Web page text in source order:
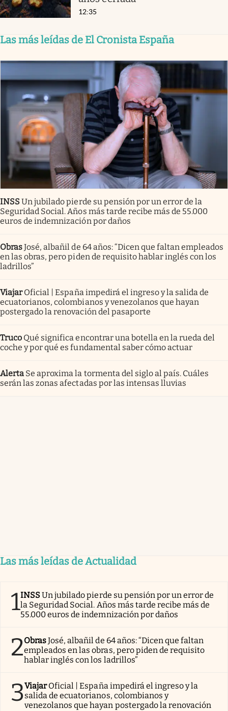
12:35
Las más leídas de El Cronista España
INSSUn jubilado pierde su pensión por un error de la
Seguridad Social. Años más tarde recibe más de 55.000
euros de indemnización por daños
ObrasJosé, albañil de 64 años: “Dicen que faltan empleados
en las obras, pero piden de requisito hablar inglés con los
ladrillos”
Viajar Oficial | España impedirá el ingreso y la salida de
ecuatorianos, colombianos y venezolanos que hayan
postergado la renovación del pasaporte
Truco Qué significa encontrar una botella en la rueda del
coche y por qué es fundamental saber cómo actuar
Alerta Se aproxima la tormenta del siglo al país. Cuáles
serán las zonas afectadas por las intensas lluvias
Las más leídas de Actualidad
1INSSUn jubilado pierde su pensión por un error de
la Seguridad Social. Años más tarde recibe más de
55.000 euros de indemnización por daños
2ObrasJosé, albañil de 64 años: “Dicen que faltan
empleados en las obras, pero piden de requisito
hablar inglés con los ladrillos”
3Viajar Oficial | España impedirá el ingreso y la
salida de ecuatorianos, colombianos y
venezolanos que hayan postergado la renovación